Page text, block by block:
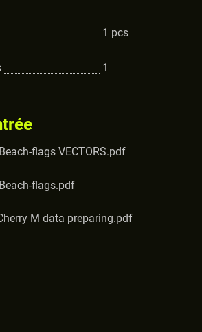
1 pcs
1
flags VECTORS.pdf
flags.pdf
M data preparing.pdf